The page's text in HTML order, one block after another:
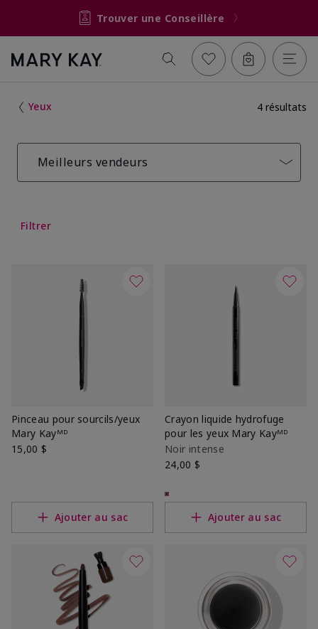
Trouver une Conseillère
Yeux 4 résultats
Meilleurs vendeurs
Filtrer
Pinceau pour sourcils/yeux
Mary Kayᴹᴰ
15,00 $
Ajouter au sac
Crayon liquide hydrofuge
pour les yeux Mary Kayᴹᴰ
Noir intense
24,00 $
Ajouter au sac